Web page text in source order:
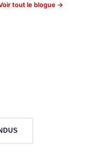
tout le blogue →